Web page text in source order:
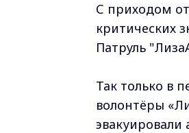
С приходом
критических
Патруль
Так только в
волонтёры
эвакуировали